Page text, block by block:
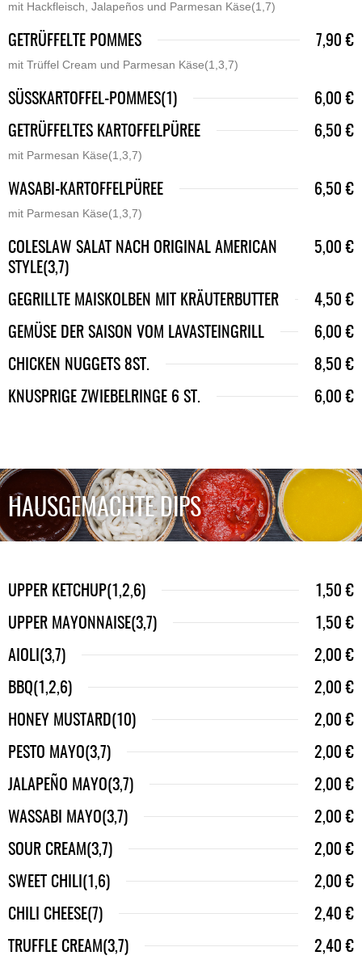
mit Hackfleisch, Jalapeños und Parmesan Käse(1,7)
GETRÜFFELTE POMMES 7,90 €
mit Trüffel Cream und Parmesan Käse(1,3,7)
SÜSSKARTOFFEL-POMMES(1)
6,00 €
GETRÜFFELTES KARTOFFELPÜREE
6,50 €
mit Parmesan Käse(1,3,7)
WASABI-KARTOFFELPÜREE 6,50 €
mit Parmesan Käse(1,3,7)
COLESLAW SALAT NACH ORIGINAL AMERICAN
STYLE(3,7)
5,00 €
GEGRILLTE MAISKOLBEN MIT KRÄUTERBUTTER
4,50 €
GEMÜSE DER SAISON VOM LAVASTEINGRILL
6,00 €
CHICKEN NUGGETS 8ST.
8,50 €
KNUSPRIGE ZWIEBELRINGE 6 ST.
6,00 €
HAUSGEMACHTE DIPS
UPPER KETCHUP(1,2,6)
1,50 €
UPPER MAYONNAISE(3,7)
1,50 €
AIOLI(3,7)
2,00 €
BBQ(1,2,6)
2,00 €
HONEY MUSTARD(10)
2,00 €
PESTO MAYO(3,7)
2,00 €
JALAPEÑO MAYO(3,7)
2,00 €
WASSABI MAYO(3,7)
2,00 €
SOUR CREAM(3,7)
2,00 €
SWEET CHILI(1,6)
2,00 €
CHILI CHEESE(7)
2,40 €
TRUFFLE CREAM(3,7)
2,40 €